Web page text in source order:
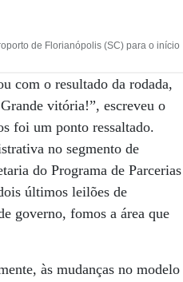
de Florianópolis (SC) para o início
com o resultado da rodada,
vitória!”, escreveu o
foi um ponto ressaltado.
no segmento de
do Programa de Parcerias
últimos leilões de
governo, fomos a área que
às mudanças no modelo